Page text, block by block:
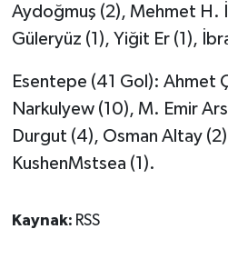
Aydoğmuş (2), Mehmet H.
Güleryüz (1), Yiğit Er (1),
Esentepe (41 Gol): Ahmet
Narkulyew (10), M. Emir
Durgut (4), Osman Altay
KushenMstsea (1).
Kaynak: RSS